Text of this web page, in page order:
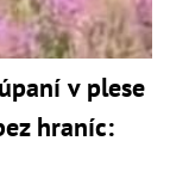
v plese
hraníc: